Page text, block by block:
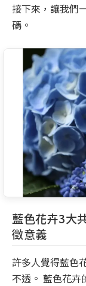
接下來，讓我們
碼。
藍色花卉3大
徵意義
許多人覺得藍色
不透。 藍色花卉